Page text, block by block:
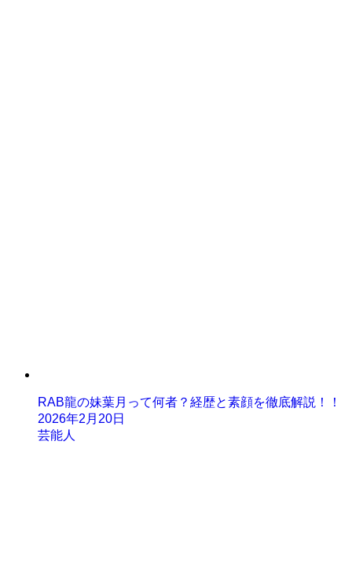
RAB龍の妹葉月って何者？経歴と素顔を徹底解説！！
2026年2月20日
芸能人